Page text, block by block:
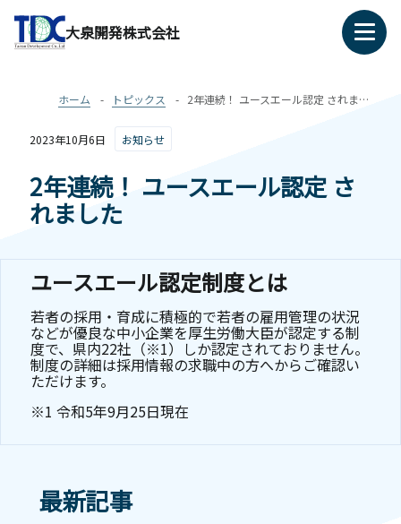
大泉開発株式会社
2023年10月6日 お知らせ
2年連続！ ユースエール認定 さ
れました
ユースエール認定制度とは
若者の採用・育成に積極的で若者の雇用管理の状況
などが優良な中小企業を厚生労働大臣が認定する制
度で、県内22社（※1）しか認定されておりません。
制度の詳細は採用情報の求職中の方へからご確認い
ただけます。
※1 令和5年9月25日現在
最新記事
ホーム トピックス 2年連続！ ユースエール認定 されました